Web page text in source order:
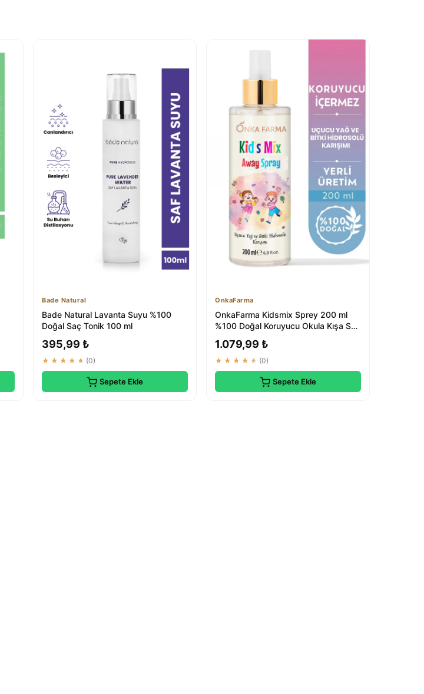
Bade Natural
Bade Natural Lavanta Suyu %100
Doğal Saç Tonik 100 ml
395,99 ₺
★★★★★ (0)
Sepete Ekle
OnkaFarma
OnkaFarma Kidsmix Sprey 200 ml
%100 Doğal Koruyucu Okula Kışa Saç
1.079,99 ₺
★★★★★ (0)
Sepete Ekle